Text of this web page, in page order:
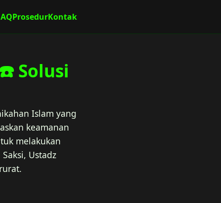
ProsedurKontak
Solusi
Islam yang
keamanan
melakukan
Ustadz